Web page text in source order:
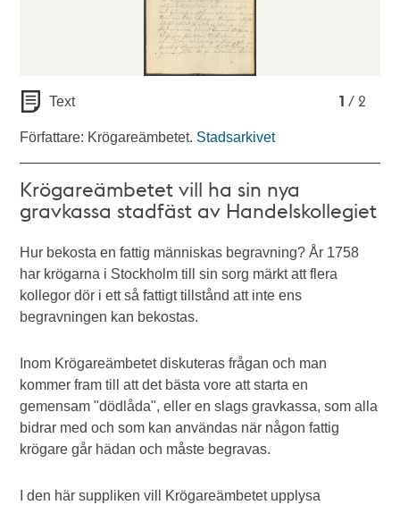
1 / 2
Text
Författare: Krögareämbetet. Stadsarkivet
Krögareämbetet vill ha sin nya
gravkassa stadfäst av Handelskollegiet
Hur bekosta en fattig människas begravning? År 1758
har krögarna i Stockholm till sin sorg märkt att flera
kollegor dör i ett så fattigt tillstånd att inte ens
begravningen kan bekostas.
Inom Krögareämbetet diskuteras frågan och man
kommer fram till att det bästa vore att starta en
gemensam "dödlåda", eller en slags gravkassa, som alla
bidrar med och som kan användas när någon fattig
krögare går hädan och måste begravas.
I den här suppliken vill Krögareämbetet upplysa